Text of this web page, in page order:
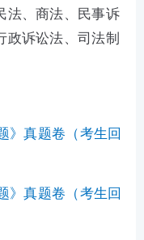
法、商法、民事诉
政诉讼法、司法制
》真题卷（考生回
》真题卷（考生回